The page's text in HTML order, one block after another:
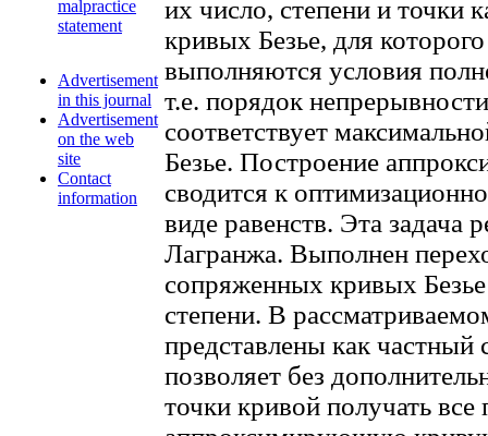
malpractice
statement
Advertisement
in this journal
Advertisement
on the web
site
Contact
information
их число, степени и точки
кривых Безье, для
выполняются условия
т.е. порядок
соответствует
Безье. Построение
сводится к
виде равенств. Эта
Лагранжа. Выполнен
сопряженных кривых
степени. В
представлены как частный
позволяет без
точки кривой получать